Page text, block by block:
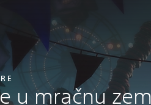
u mračnu